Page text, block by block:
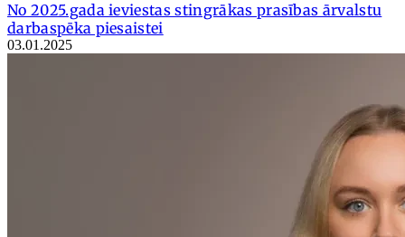
No 2025.gada ieviestas stingrākas prasības ārvalstu
darbaspēka piesaistei
03.01.2025